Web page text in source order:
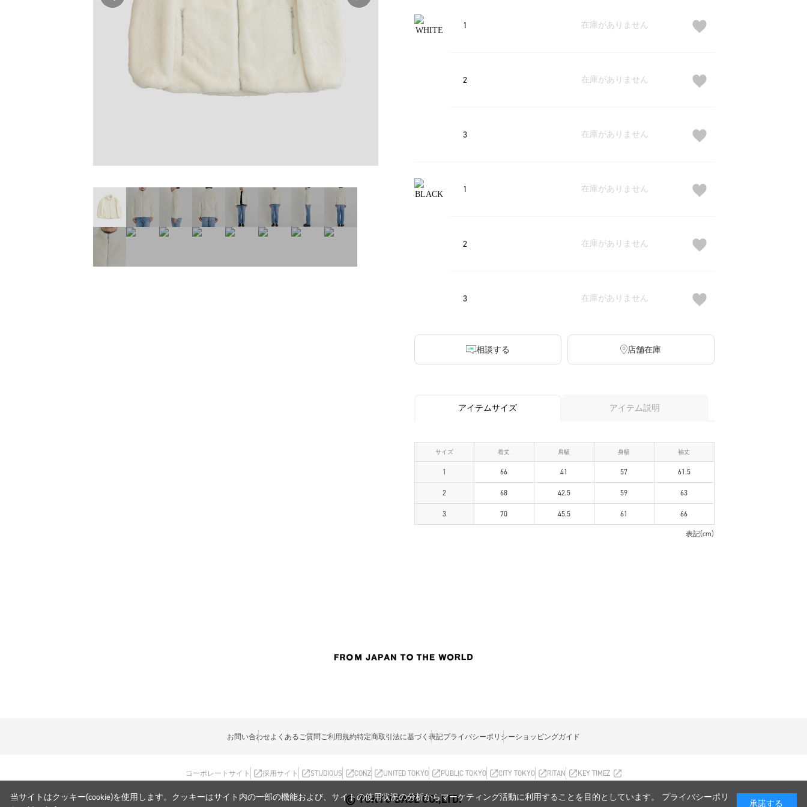
1 在庫がありません
2 在庫がありません
3 在庫がありません
1 在庫がありません
2 在庫がありません
3 在庫がありません
相談する 店舗在庫
アイテムサイズ アイテム説明
サイズ 着丈 肩幅 身幅 袖丈
1 66 41 57 61.5
2 68 42.5 59 63
3 70 45.5 61 66
表記(cm)
お問い合わせよくあるご質問ご利用規約特定商取引法に基づく表記プライバシーポリシーショッピングガイド
コーポレートサイト 採用サイト STUDIOUS CONZ UNITED TOKYO PUBLIC TOKYO CITY TOKYO RITAN KEY TIMEZ
© TOKYO BASE CO.,LTD.
当サイトはクッキー(cookie)を使用します。クッキーはサイト内の一部の機能および、サイトの使用状況の分析からマーケティング活動に利用することを目的としています。 プライバシーポリ
承諾する